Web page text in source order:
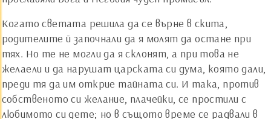
Когато светата решила да се върне в скита,
родителите й започнали да я молят да остане при
тях. Но те не могли да я склонят, а при това не
желаели и да нарушат царската си дума, която дали,
преди тя да им открие тайната си. И така, против
собственото си желание, плачейки, се простили с
любимото си дете; но в същото време се радвали в